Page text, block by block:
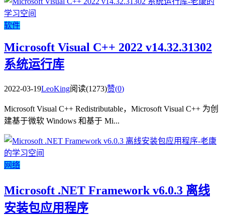
软件
Microsoft Visual C++ 2022 v14.32.31302
系统运行库
2022-03-19LeoKing阅读(1273)赞(0)
Microsoft Visual C++ Redistributable，Microsoft Visual C++ 为创
建基于微软 Windows 和基于 Mi...
网络
Microsoft .NET Framework v6.0.3 离线
安装包应用程序